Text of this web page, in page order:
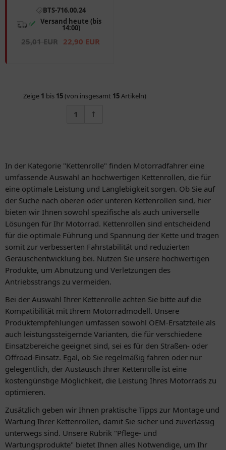
Honda CRF, CR
BTS-716.00.24
✅ Versand heute (bis
14:00)
25,01 EUR 22,90 EUR
Zeige 1 bis 15(von insgesamt 15Artikeln)
1
In der Kategorie "Kettenrolle" finden Motorradfahrer eine
umfassende Auswahl an hochwertigen Kettenrollen, die für
eine optimale Leistung und Langlebigkeit sorgen. Ob Sie auf
der Suche nach oberen oder unteren Kettenrollen sind, hier
bieten wir Ihnen sowohl spezifische als auch universelle
Lösungen für Ihr Motorrad. Kettenrollen sind entscheidend
für die optimale Führung und Spannung der Kette und tragen
somit zur verbesserten Fahrstabilität und reduzierten
Geräuschentwicklung bei. Nutzen Sie unsere hochwertigen
Produkte, um Abnutzung und Verletzungen des
Antriebsstrangs zu vermeiden.
Bei der Auswahl Ihrer Kettenrolle achten Sie bitte auf die
Kompatibilität mit Ihrem Motorradmodell. Unsere
Produktempfehlungen umfassen sowohl OEM-Ersatzteile als
auch leistungssteigernde Varianten, die für verschiedene
Einsatzbereiche geeignet sind, sei es für den Straßen- oder
Offroad-Einsatz. Egal, ob Sie regelmäßig fahren oder nur
gelegentlich, der Austausch Ihrer Kettenrolle ist eine
kostengünstige Möglichkeit, die Leistung Ihres Motorrads zu
optimieren.
Zusätzlich geben wir Ihnen praktische Tipps zur Montage und
Wartung Ihrer Kettenrollen, damit Sie sicher und zuverlässig
unterwegs sind. Unsere Rubrik "Pflege- und
Wartungsprodukte" bietet Ihnen alles Notwendige, um Ihr